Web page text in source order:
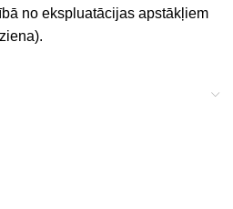
no ekspluatācijas apstākļiem